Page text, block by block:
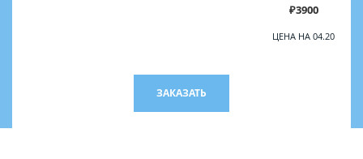
₽3900
ЦЕНА НА 04.20
ЗАКАЗАТЬ